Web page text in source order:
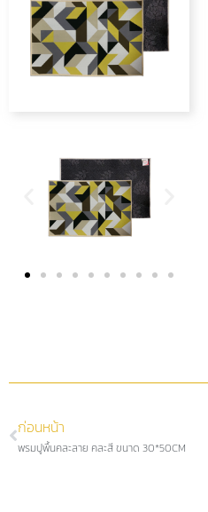
ก่อนหน้า
พรมปูพื้นคละลาย คละสี ขนาด 30*50CM